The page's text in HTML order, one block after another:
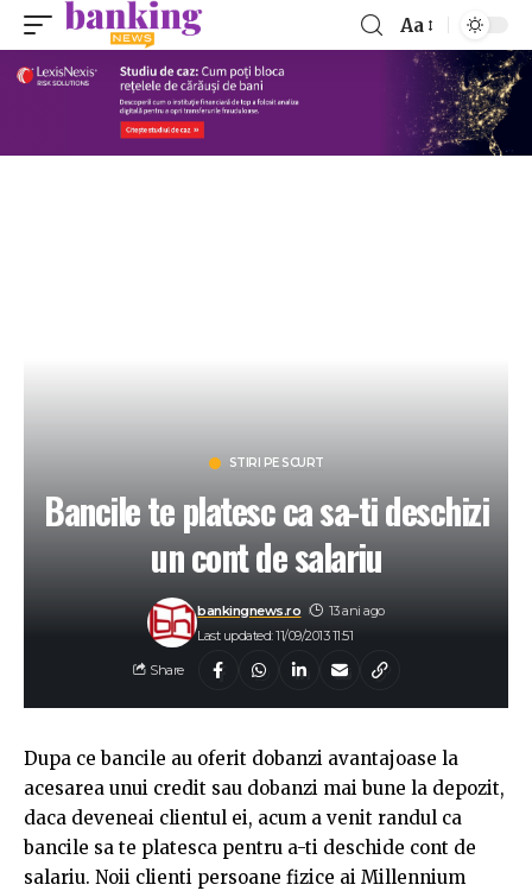
Aa
STIRI PE SCURT
Bancile te platesc ca sa-ti deschizi
un cont de salariu
Last updated: 11/09/2013 11:51
bankingnews.ro 13 ani ago
Share
Dupa ce bancile au oferit dobanzi avantajoase la
acesarea unui credit sau dobanzi mai bune la depozit,
daca deveneai clientul ei, acum a venit randul ca
bancile sa te platesca pentru a-ti deschide cont de
salariu. Noii clienti persoane fizice ai Millennium